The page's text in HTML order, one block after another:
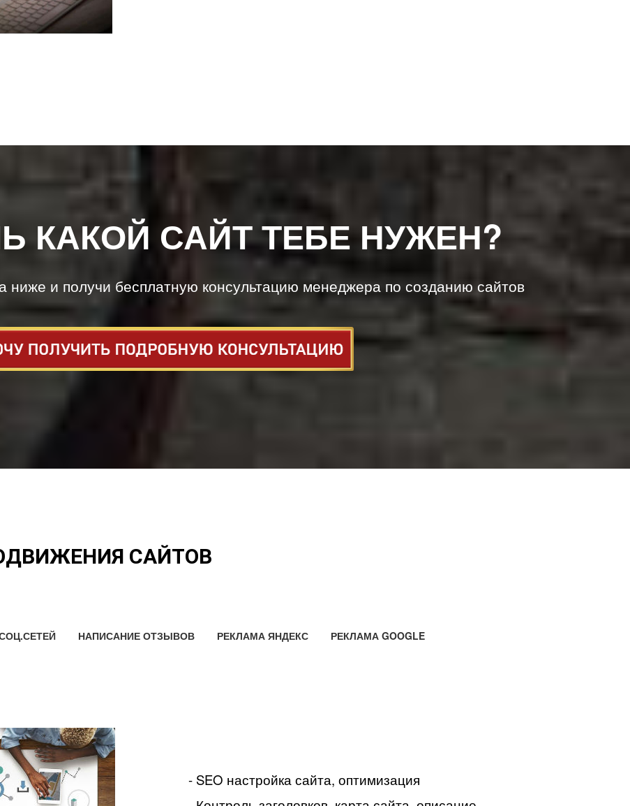
КАКОЙ САЙТ ТЕБЕ НУЖЕН?
ниже и получи бесплатную консультацию менеджера по созданию сайтов
САЙТОВ
НАПИСАНИЕ ОТЗЫВОВ РЕКЛАМА ЯНДЕКС РЕКЛАМА GOOGLE
- SEO настройка сайта, оптимизация